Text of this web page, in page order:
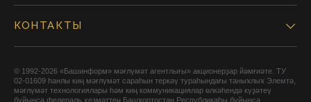
КОНТАКТЫ
© 1992-2026 «Башинформ» мәғлүмәт агентлығы» акционерҙар йәмғиәте. ТУ
02-01609 һанлы киң мәғлүмәт сараһын теркәү тураһындағы таныҡлыҡ Элемтә,
мәғлүмәт технологиялары һәм киң коммуникациялар өлкәһендә күҙәтеү
буйынса федераль хеҙмәттең Башҡортостан Республикаһы буйынса